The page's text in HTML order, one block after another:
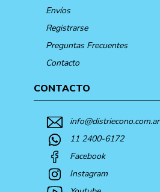
Envíos
Registrarse
Preguntas Frecuentes
Contacto
CONTACTO
info@distriecono.com.ar
11 2400-6172
Facebook
Instagram